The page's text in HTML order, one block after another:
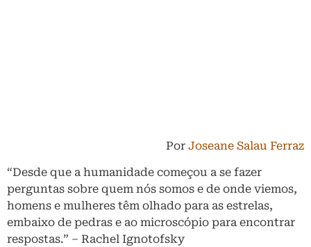
Por Joseane Salau Ferraz
“Desde que a humanidade começou a se fazer
perguntas sobre quem nós somos e de onde viemos,
homens e mulheres têm olhado para as estrelas,
embaixo de pedras e ao microscópio para encontrar
respostas.” – Rachel Ignotofsky